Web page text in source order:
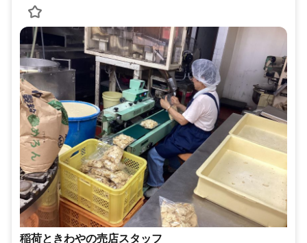
稲荷ときわやの売店スタッフ